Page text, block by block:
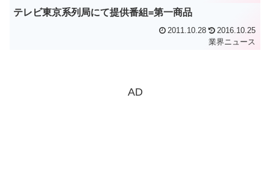
テレビ東京系列局にて提供番組=第一商品
2011.10.28
2016.10.25
業界ニュース
AD